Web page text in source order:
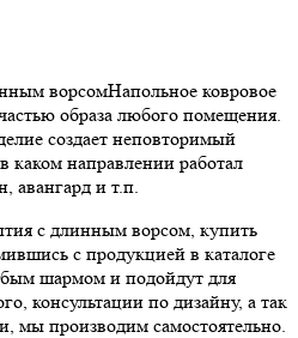
Напольное ковровое
образа любого помещения.
создает неповторимый
каком направлении работал
авангард и т.п.
с длинным ворсом, купить
с продукцией в каталоге
шармом и подойдут для
консультации по дизайну, а так
мы производим самостоятельно.